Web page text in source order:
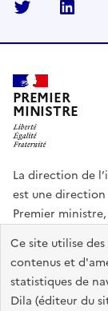
Ce site utilise
contenus et
statistiques de
Dila (éditeur du
Twitter
PREMIER
MINISTRE
La direction de
est une direction
Premier
info.gouv.fr
Répertoire des